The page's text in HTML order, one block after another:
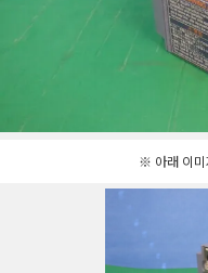
※ 아래 이미